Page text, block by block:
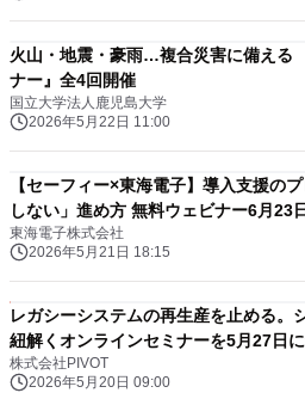
火山・地震・豪雨…複合災害に備え
ナー』全4回開催
国立大学法人鹿児島大学
2026年5月22日 11:00
【セーフィー×東海電子】導入支援の
しない」進め方 無料ウェビナー6月23
東海電子株式会社
2026年5月21日 18:15
レガシーシステムの再生産を止める。
紐解くオンラインセミナーを5月27日
株式会社PIVOT
2026年5月20日 09:00